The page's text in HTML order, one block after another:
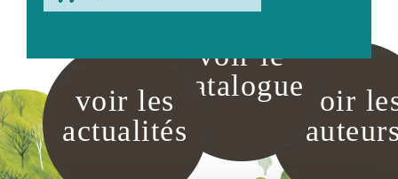
voir
voir le
catalogue
voir les
actualités